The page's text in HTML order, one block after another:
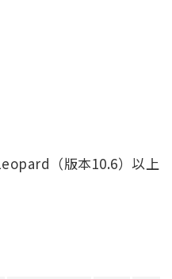
（版本10.6）以上